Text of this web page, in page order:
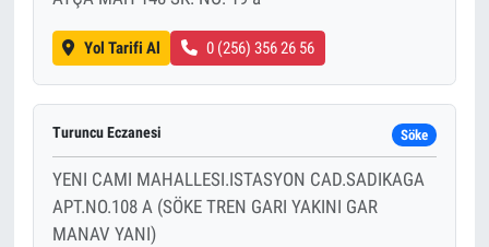
Yol Tarifi Al 0 (256) 356 26 56
Turuncu Eczanesi Söke
YENI CAMI MAHALLESI.ISTASYON CAD.SADIKAGA
APT.NO.108 A (SÖKE TREN GARI YAKINI GAR
MANAV YANI)